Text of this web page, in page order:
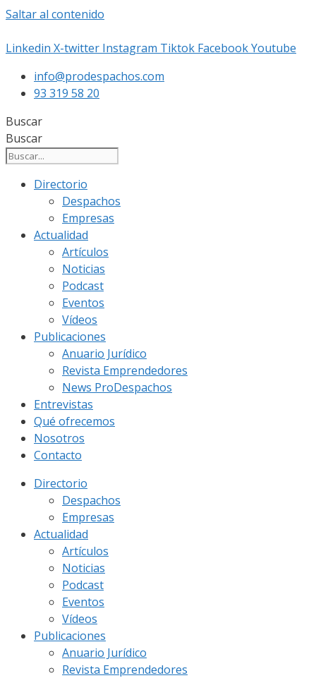
Saltar al contenido
Linkedin X-twitter Instagram Tiktok FacebookYoutube
info@prodespachos.com
93 319 58 20
Buscar
Buscar
Directorio
Despachos
Empresas
Actualidad
Artículos
Noticias
Podcast
Eventos
Vídeos
Publicaciones
Anuario Jurídico
Revista Emprendedores
News ProDespachos
Entrevistas
Qué ofrecemos
Nosotros
Contacto
Directorio
Despachos
Empresas
Actualidad
Artículos
Noticias
Podcast
Eventos
Vídeos
Publicaciones
Anuario Jurídico
Revista Emprendedores